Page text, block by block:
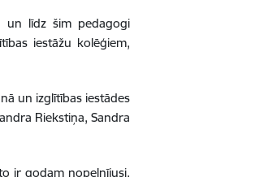
un līdz šim pedagogi
iestāžu kolēģiem,
un izglītības iestādes
Riekstiņa, Sandra
ir godam nopelnījusi,